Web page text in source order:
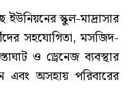
ইউনিয়নের স্কুল-মাদ্রাসার
সহযোগিতা, মসজিদ-
ও ড্রেনেজ ব্যবস্থার
এবং অসহায় পরিবারের